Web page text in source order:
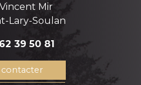
Mir
Lary-Soulan
39 50 81
contacter